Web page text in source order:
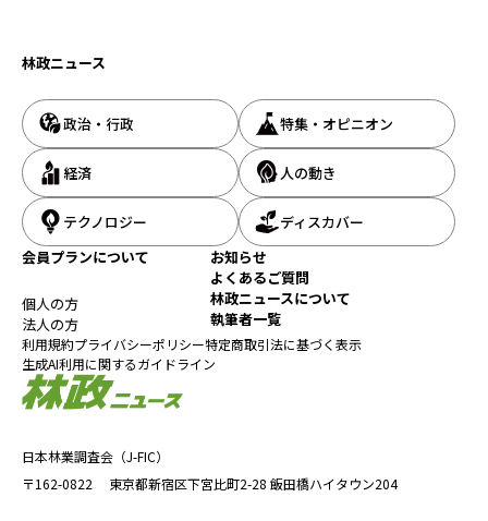
日本林業調査会（J-FIC）
〒162-0822
東京都新宿区下宮比町2-28 飯田橋ハイタウン204
林政ニュース
政治・行政 特集・オピニオン
経済 人の動き
テクノロジー
ディスカバー
会員プランについて
個人の方
法人の方
お知らせ
よくあるご質問
林政ニュースについて
執筆者一覧
利用規約プライバシーポリシー特定商取引法に基づく表示
生成AI利用に関するガイドライン